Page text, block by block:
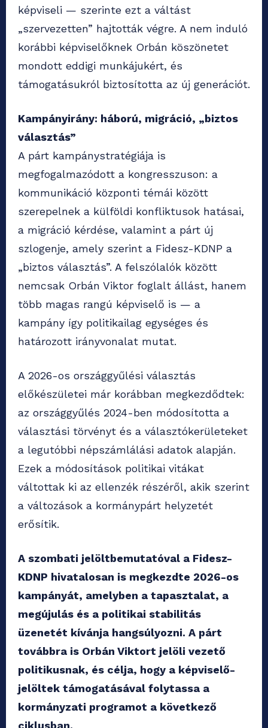
képviseli — szerinte ezt a váltást
„szervezetten” hajtották végre. A nem induló
korábbi képviselőknek Orbán köszönetet
mondott eddigi munkájukért, és
támogatásukról biztosította az új generációt.
Kampányirány: háború, migráció, „biztos
választás”
A párt kampánystratégiája is
megfogalmazódott a kongresszuson: a
kommunikáció központi témái között
szerepelnek a külföldi konfliktusok hatásai,
a migráció kérdése, valamint a párt új
szlogenje, amely szerint a Fidesz-KDNP a
„biztos választás”. A felszólalók között
nemcsak Orbán Viktor foglalt állást, hanem
több magas rangú képviselő is — a
kampány így politikailag egységes és
határozott irányvonalat mutat.
A 2026-os országgyűlési választás
előkészületei már korábban megkezdődtek:
az országgyűlés 2024-ben módosította a
választási törvényt és a választókerületeket
a legutóbbi népszámlálási adatok alapján.
Ezek a módosítások politikai vitákat
váltottak ki az ellenzék részéről, akik szerint
a változások a kormánypárt helyzetét
erősítik.
A szombati jelöltbemutatóval a Fidesz-
KDNP hivatalosan is megkezdte 2026-os
kampányát, amelyben a tapasztalat, a
megújulás és a politikai stabilitás
üzenetét kívánja hangsúlyozni. A párt
továbbra is Orbán Viktort jelöli vezető
politikusnak, és célja, hogy a képviselő-
jelöltek támogatásával folytassa a
kormányzati programot a következő